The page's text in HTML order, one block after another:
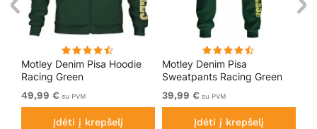
Motley Denim Pisa Hoodie
Racing Green
49,99 € su PVM
Įdėti į krepšelį
Motley Denim Pisa
Sweatpants Racing Green
39,99 € su PVM
Įdėti į krepšelį